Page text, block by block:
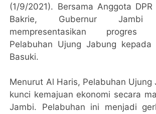
(1/9/2021). Bersama Anggota
Bakrie, Gubernur
mempresentasikan progres
Pelabuhan Ujung Jabung kepada
Basuki.
Menurut Al Haris, Pelabuhan Ujung
kunci kemajuan ekonomi secara
Jambi. Pelabuhan ini menjadi